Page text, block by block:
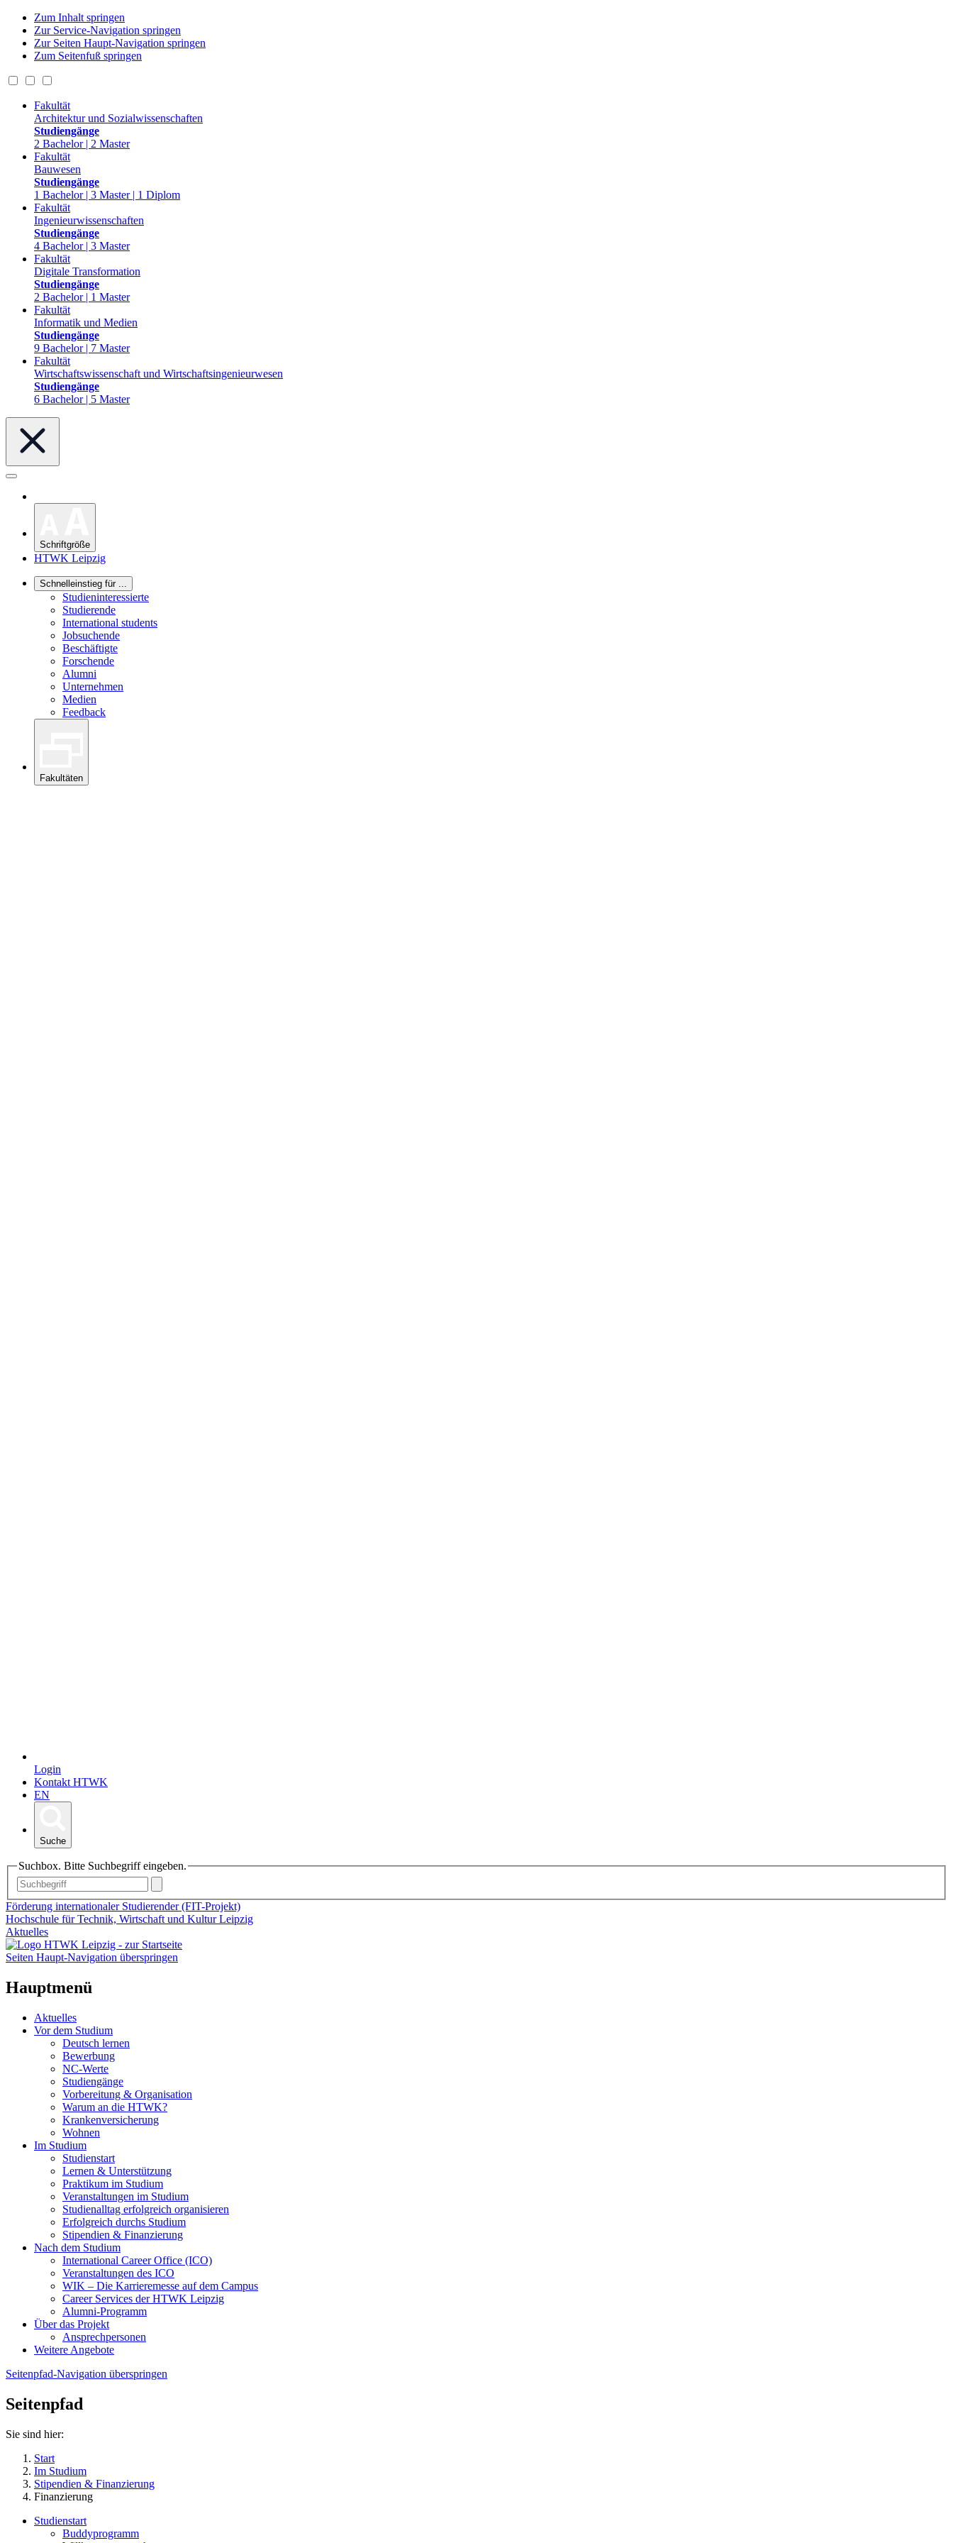
Zum Inhalt springen
Zur Service-Navigation springen
Zur Seiten Haupt-Navigation springen
Zum Seitenfuß springen
Fakultät
Architektur und Sozialwissenschaften
Studiengänge
2 Bachelor | 2 Master
Fakultät
Bauwesen
Studiengänge
1 Bachelor | 3 Master | 1 Diplom
Fakultät
Ingenieurwissenschaften
Studiengänge
4 Bachelor | 3 Master
Fakultät
Digitale Transformation
Studiengänge
2 Bachelor | 1 Master
Fakultät
Informatik und Medien
Studiengänge
9 Bachelor | 7 Master
Fakultät
Wirtschaftswissenschaft und Wirtschaftsingenieurwesen
Studiengänge
6 Bachelor | 5 Master
Schriftgröße
HTWK Leipzig
Schnelleinstieg für ...
Studieninteressierte
Studierende
International students
Jobsuchende
Beschäftigte
Forschende
Alumni
Unternehmen
Medien
Feedback
Fakultäten
Login
Kontakt HTWK
EN
Suche
Suchbox. Bitte Suchbegriff eingeben.
Förderung internationaler Studierender (FIT-Projekt)
Hochschule für Technik, Wirtschaft und Kultur Leipzig
Aktuelles
Seiten Haupt-Navigation überspringen
Hauptmenü
Aktuelles
Vor dem Studium
Deutsch lernen
Bewerbung
NC-Werte
Studiengänge
Vorbereitung & Organisation
Warum an die HTWK?
Krankenversicherung
Wohnen
Im Studium
Studienstart
Lernen & Unterstützung
Praktikum im Studium
Veranstaltungen im Studium
Studienalltag erfolgreich organisieren
Erfolgreich durchs Studium
Stipendien & Finanzierung
Nach dem Studium
International Career Office (ICO)
Veranstaltungen des ICO
WIK – Die Karrieremesse auf dem Campus
Career Services der HTWK Leipzig
Alumni-Programm
Über das Projekt
Ansprechpersonen
Weitere Angebote
Seitenpfad-Navigation überspringen
Seitenpfad
Sie sind hier:
Start
Im Studium
Stipendien & Finanzierung
Finanzierung
Studienstart
Buddyprogramm